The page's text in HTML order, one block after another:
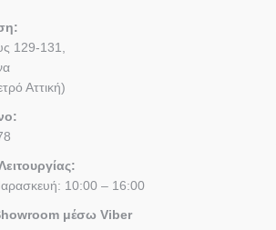
129-131,
Αττική)
10:00 – 16:00
μέσω Viber